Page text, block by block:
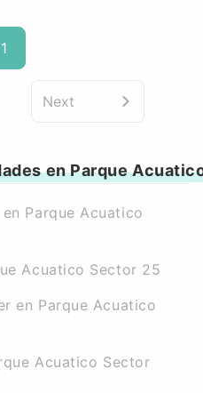
1
Next
en Parque
Parque Acuatico
Acuatico Sector 25
en Parque Acuatico
Acuatico Sector